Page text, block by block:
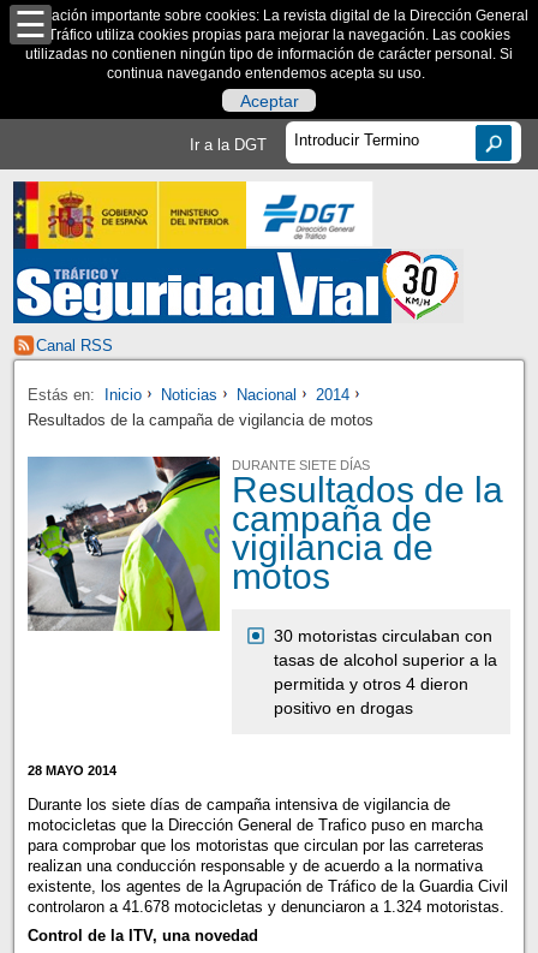
Información importante sobre cookies: La revista digital de la Dirección General
de Tráfico utiliza cookies propias para mejorar la navegación. Las cookies
utilizadas no contienen ningún tipo de información de carácter personal. Si
continua navegando entendemos acepta su uso.
Aceptar
Ir a la DGT
Canal RSS
Estás en: Inicio Noticias Nacional
2014
Resultados de la campaña de vigilancia de motos
DURANTE SIETE DÍAS
Resultados de la
campaña de
vigilancia de
motos
30 motoristas circulaban con
tasas de alcohol superior a la
permitida y otros 4 dieron
positivo en drogas
28 MAYO 2014
Durante los siete días de campaña intensiva de vigilancia de
motocicletas que la Dirección General de Trafico puso en marcha
para comprobar que los motoristas que circulan por las carreteras
realizan una conducción responsable y de acuerdo a la normativa
existente, los agentes de la Agrupación de Tráfico de la Guardia Civil
controlaron a 41.678 motocicletas y denunciaron a 1.324 motoristas.
Control de la ITV, una novedad